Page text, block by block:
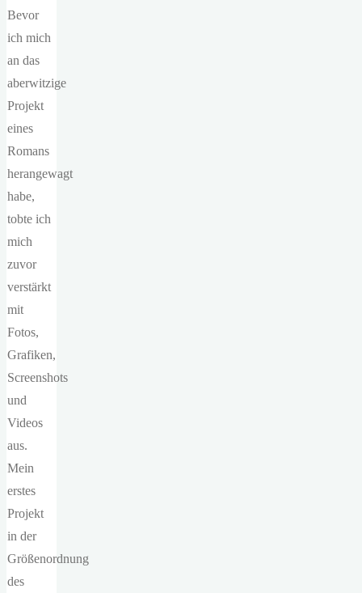
Bevor
ich mich
an das
aberwitzige
Projekt
eines
Romans
herangewagt
habe,
tobte ich
mich
zuvor
verstärkt
mit
Fotos,
Grafiken,
Screenshots
und
Videos
aus.
Mein
erstes
Projekt
in der
Größenordnung
des